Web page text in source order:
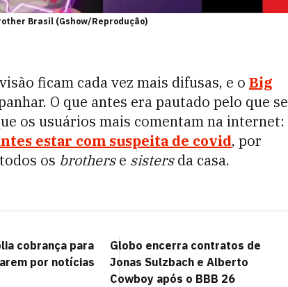
Brasil (Gshow/Reprodução)
ficam cada vez mais difusas, e o Big
O que antes era pautado pelo que se
os usuários mais comentam na internet:
estar com suspeita de covid, por
os brotherse sistersda casa.
cobrança para
por notícias
Globo encerra contratos de
Jonas Sulzbach e Alberto
Cowboy após o BBB 26